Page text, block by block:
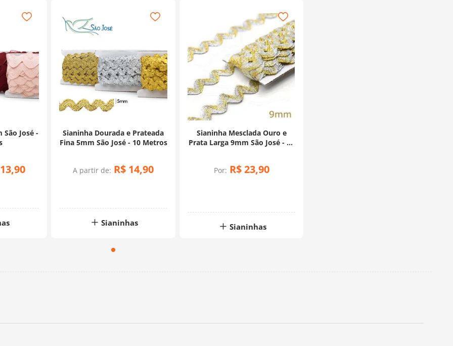
José -
13,90
Sianinha Dourada e Prateada
Fina 5mm São José - 10 Metros
A partir de: R$ 14,90
Sianinhas
Sianinha Mesclada Ouro e
Prata Larga 9mm São José - 10
Por: R$ 23,90
Sianinhas